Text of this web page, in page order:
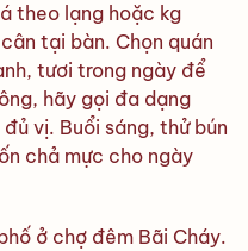
theo lạng hoặc kg
tại bàn. Chọn quán
tươi trong ngày để
hãy gọi đa dạng
vị. Buổi sáng, thử bún
chả mực cho ngày
ở chợ đêm Bãi Cháy.